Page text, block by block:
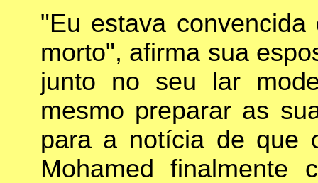
"Eu estava
morto", afirma sua
junto no seu lar
mesmo preparar as
para a notícia de que
Mohamed finalmente